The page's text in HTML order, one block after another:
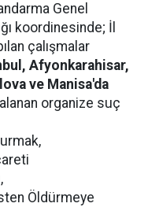
Genel
koordinesinde; İl
çalışmalar
Afyonkarahisar,
ve Manisa'da
organize suç
Öldürmeye